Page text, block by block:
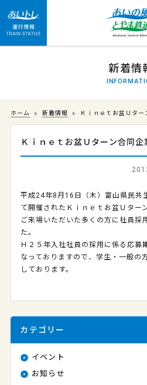
運行情報 列車の遅
新着情
ホーム 新着情報 Ｋｉｎｅｔお盆Ｕター
Ｋｉｎｅｔお盆Ｕターン合同
平成24年8月16日（木）富山県民
て開催されたＫｉｎｅｔお盆Ｕター
ご来場いただいた多くの方に社員採
た。
Ｈ２５年入社社員の採用に係る応募
なっておりますので、学生・一般の
しております。
カテゴリー
イベント
お知らせ